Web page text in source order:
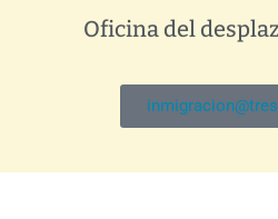
Oficina del